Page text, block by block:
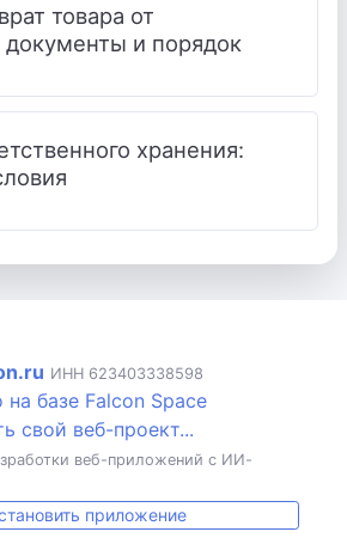
товара от
документы и порядок
хранения:
ИНН 623403338598
на базе Falcon Space
свой веб-проект...
веб-приложений с ИИ-
приложение